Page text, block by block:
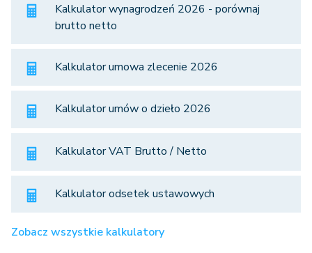
Kalkulator wynagrodzeń 2026 - porównaj
brutto netto
Kalkulator umowa zlecenie 2026
Kalkulator umów o dzieło 2026
Kalkulator VAT Brutto / Netto
Kalkulator odsetek ustawowych
Zobacz wszystkie kalkulatory